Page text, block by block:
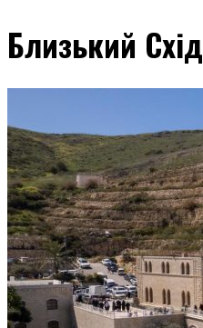
Близький Схід